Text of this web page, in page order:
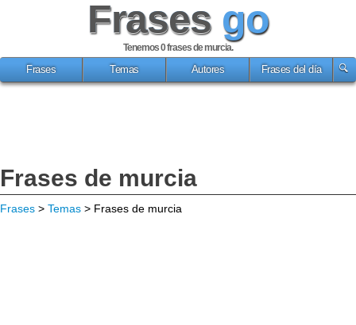
Frases go
Tenemos 0frases de murcia.
Frases
Temas Autores Frases del día
Frases de murcia
Frases > Temas > Frases de murcia